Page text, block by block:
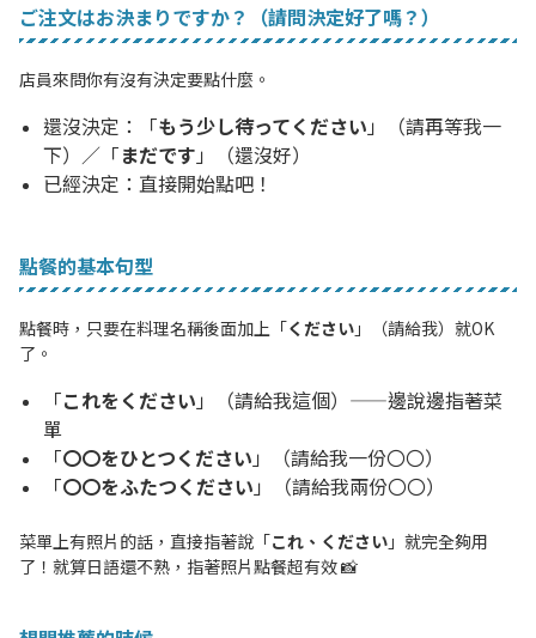
ご注文はお決まりですか？（請問決定好了嗎？）
店員來問你有沒有決定要點什麼。
還沒決定：「もう少し待ってください 」（請再等我一
下）／「まだです 」（還沒好）
已經決定：直接開始點吧！
點餐的基本句型
點餐時，只要在料理名稱後面加上「ください 」（請給我）就OK
了。
「これをください 」（請給我這個）——邊說邊指著菜
單
「〇〇をひとつください 」（請給我一份〇〇）
「〇〇をふたつください 」（請給我兩份〇〇）
菜單上有照片的話，直接指著說「これ、ください 」就完全夠用
了！就算日語還不熟，指著照片點餐超有效 📸